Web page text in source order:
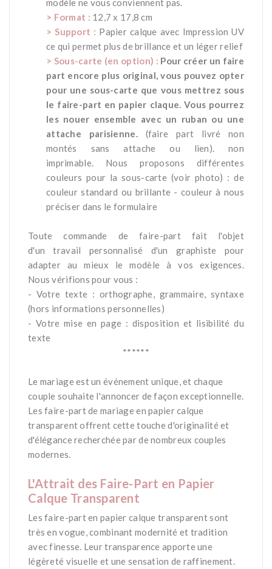
modèle ne vous conviennent pas.
> Format : 12,7 x 17,8 cm
> Support : Papier calque avec Impression UV
ce qui permet plus de brillance et un léger relief
> Sous-carte (en option) : Pour créer un faire
part encore plus original, vous pouvez opter
pour une sous-carte que vous mettrez sous
le faire-part en papier claque. Vous pourrez
les nouer ensemble avec un ruban ou une
attache parisienne. (faire part livré non
montés sans attache ou lien). non
imprimable. Nous proposons différentes
couleurs pour la sous-carte (voir photo) : de
couleur standard ou brillante - couleur à nous
préciser dans le formulaire
Toute commande de faire-part fait l'objet
d'un travail personnalisé d'un graphiste pour
adapter au mieux le modèle à vos exigences.
Nous vérifions pour vous :
- Votre texte : orthographe, grammaire, syntaxe
(hors informations personnelles)
- Votre mise en page : disposition et lisibilité du
texte
******
Le mariage est un événement unique, et chaque
couple souhaite l'annoncer de façon exceptionnelle.
Les faire-part de mariage en papier calque
transparent offrent cette touche d'originalité et
d'élégance recherchée par de nombreux couples
modernes.
L'Attrait des Faire-Part en Papier
Calque Transparent
Les faire-part en papier calque transparent sont
très en vogue, combinant modernité et tradition
avec finesse. Leur transparence apporte une
légèreté visuelle et une sensation de raffinement.